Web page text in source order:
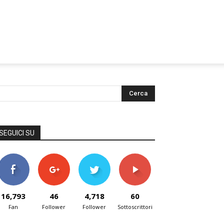
SU
16,793
Fan
46
Follower
4,718
Follower
60
Sottoscrittori